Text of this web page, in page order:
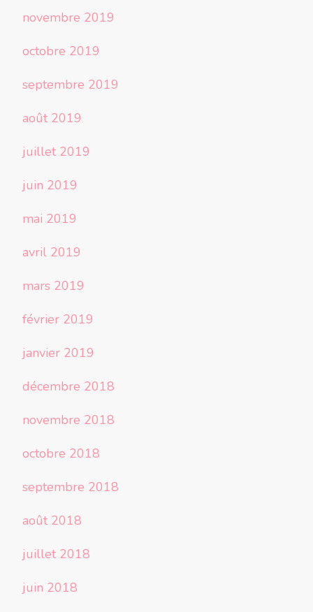
novembre 2019
octobre 2019
septembre 2019
août 2019
juillet 2019
juin 2019
mai 2019
avril 2019
mars 2019
février 2019
janvier 2019
décembre 2018
novembre 2018
octobre 2018
septembre 2018
août 2018
juillet 2018
juin 2018